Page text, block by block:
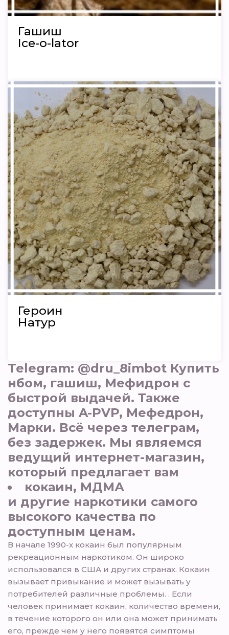
Гашиш
Ice-o-lator
Героин
Натур
Telegram: @dru_8imbot Купить
нбом, гашиш, Мефидрон с
быстрой выдачей. Также
доступны A-PVP, Мефедрон,
Марки. Всё через телеграм,
без задержек. Мы являемся
ведущий интернет-магазин,
который предлагает вам
кокаин, МДМА
и другие наркотики самого
высокого качества по
доступным ценам.
В начале 1990-х кокаин был популярным
рекреационным наркотиком. Он широко
использовался в США и других странах. Кокаин
вызывает привыкание и может вызывать у
потребителей различные проблемы. . Если
человек принимает кокаин, количество времени,
в течение которого он или она может принимать
его, прежде чем у него появятся симптомы